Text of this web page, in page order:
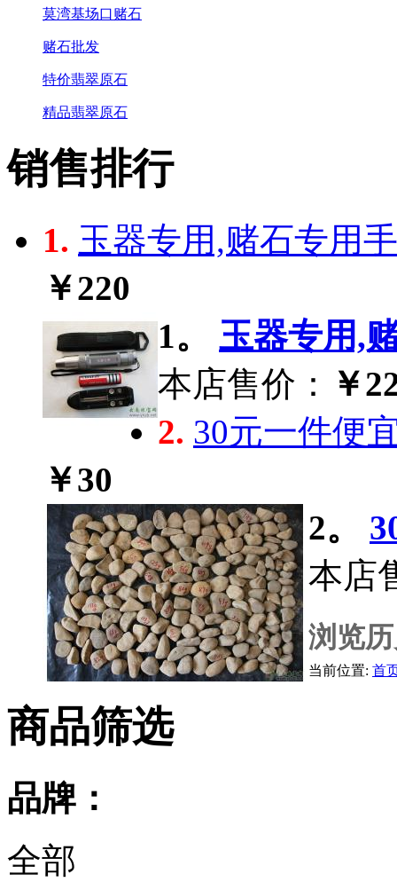
莫湾基场口赌石
赌石批发
特价翡翠原石
精品翡翠原石
销售排行
1. 玉器专用,赌石专用
￥220
1。
玉器专用,
本店售价：
￥
2. 30元一件便
￥30
2。
本店
浏览
当前位置: 首
商品筛选
品牌：
全部